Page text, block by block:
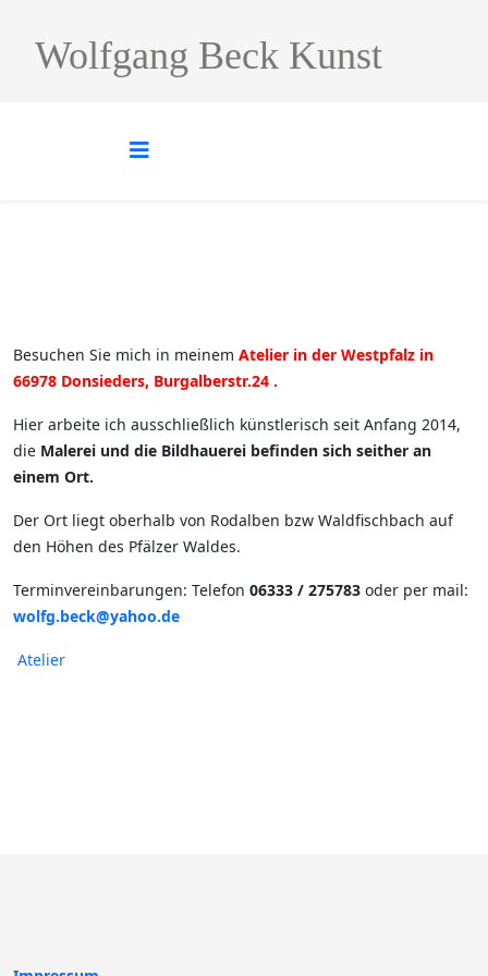
Wolfgang Beck Kunst
Besuchen Sie mich in meinem Atelier in der Westpfalz in
66978 Donsieders, Burgalberstr.24 .
Hier arbeite ich ausschließlich künstlerisch seit Anfang 2014,
die Malerei und die Bildhauerei befinden sich seither an
einem Ort.
Der Ort liegt oberhalb von Rodalben bzw Waldfischbach auf
den Höhen des Pfälzer Waldes.
Terminvereinbarungen: Telefon 06333 / 275783 oder per mail:
wolfg.beck@yahoo.de
Atelier